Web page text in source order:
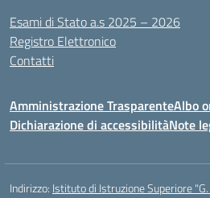
Esami di Stato a.s 2025 – 2026
Registro Elettronico
Contatti
Amministrazione TrasparenteAlbo
Dichiarazione di accessibilitàNote
Indirizzo: Istituto di Istruzione Superiore